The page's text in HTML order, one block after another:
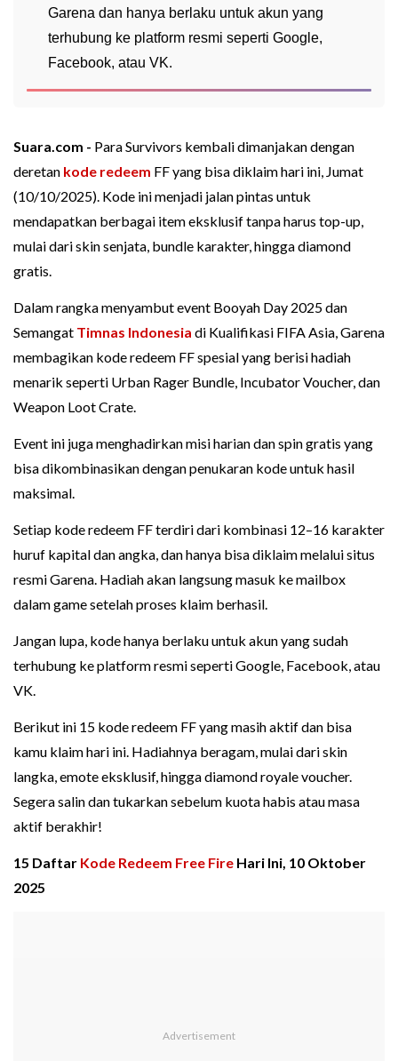
Garena dan hanya berlaku untuk akun yang
terhubung ke platform resmi seperti Google,
Facebook, atau VK.
Suara.com - Para Survivors kembali dimanjakan dengan
deretan kode redeem FF yang bisa diklaim hari ini, Jumat
(10/10/2025). Kode ini menjadi jalan pintas untuk
mendapatkan berbagai item eksklusif tanpa harus top-up,
mulai dari skin senjata, bundle karakter, hingga diamond
gratis.
Dalam rangka menyambut event Booyah Day 2025 dan
Semangat Timnas Indonesia di Kualifikasi FIFA Asia, Garena
membagikan kode redeem FF spesial yang berisi hadiah
menarik seperti Urban Rager Bundle, Incubator Voucher, dan
Weapon Loot Crate.
Event ini juga menghadirkan misi harian dan spin gratis yang
bisa dikombinasikan dengan penukaran kode untuk hasil
maksimal.
Setiap kode redeem FF terdiri dari kombinasi 12–16 karakter
huruf kapital dan angka, dan hanya bisa diklaim melalui situs
resmi Garena. Hadiah akan langsung masuk ke mailbox
dalam game setelah proses klaim berhasil.
Jangan lupa, kode hanya berlaku untuk akun yang sudah
terhubung ke platform resmi seperti Google, Facebook, atau
VK.
Berikut ini 15 kode redeem FF yang masih aktif dan bisa
kamu klaim hari ini. Hadiahnya beragam, mulai dari skin
langka, emote eksklusif, hingga diamond royale voucher.
Segera salin dan tukarkan sebelum kuota habis atau masa
aktif berakhir!
15 Daftar Kode Redeem Free Fire Hari Ini, 10 Oktober
2025